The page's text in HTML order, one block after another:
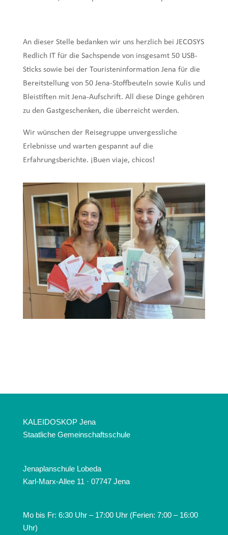
An dieser Stelle bedanken wir uns herzlich bei JECOSYS
Redlich IT für die Sachspende von insgesamt 50 USB-
Sticks sowie bei der Touristeninformation Jena für die
Bereitstellung von 50 Jena-Stoffbeuteln sowie Kulis und
Bleistiften mit Jena-Aufschrift. All diese Dinge gehören
zu den Gastgeschenken, die überreicht werden.
Wir wünschen der Reisegruppe unvergessliche
Erlebnisse und warten gespannt auf die
Erfahrungsberichte. ¡Buen viaje, chicos!
KALEIDOSKOP Jena
Staatliche Gemeinschaftsschule
Jenaplanschule Lobeda
Karl-Marx-Allee 11 · 07747 Jena
Mo bis Fr: 6:30 Uhr – 17:00 Uhr (Ferien: 7:00 – 16:00
Uhr)